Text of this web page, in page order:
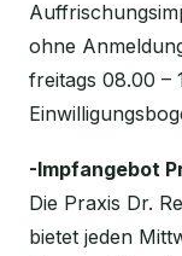
ohne
freitags 08.00 –
-Impfangebot
Die Praxis Dr.
bietet jeden